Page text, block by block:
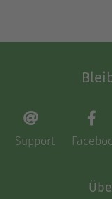
Support